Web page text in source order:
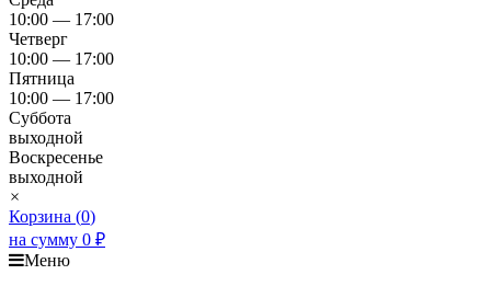
10:00 — 17:00
Четверг
10:00 — 17:00
Пятница
10:00 — 17:00
Суббота
выходной
Воскресенье
выходной
×
Корзина (0)
на сумму 0 ₽
Меню